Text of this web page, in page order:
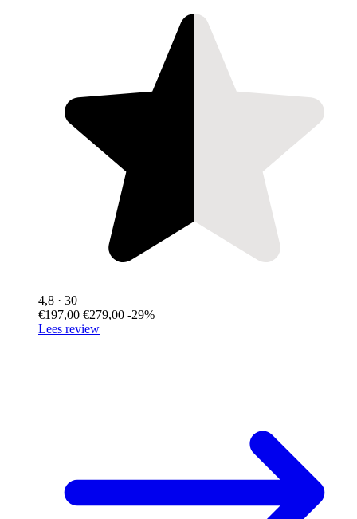
4,8 · 30
€197,00 €279,00 -29%
Lees review